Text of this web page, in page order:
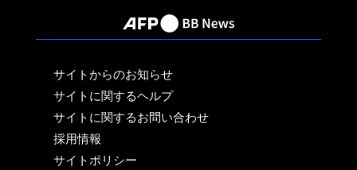
サイトからのお知らせ
サイトに関するヘルプ
サイトに関するお問い合わせ
採用情報
サイトポリシー